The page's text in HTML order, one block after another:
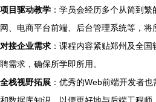
项目驱动教学 ：学员会经历多个从简到
网、电商平台前端、后台管理系统等，将
对接企业需求 ：课程内容紧贴郑州及全
聘需求，确保所学即所用。
全栈视野拓展 ：优秀的Web前端开发者